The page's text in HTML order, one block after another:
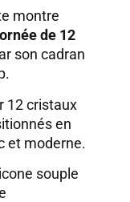
montre
de 12
son cadran
12 cristaux
en
et moderne.
souple